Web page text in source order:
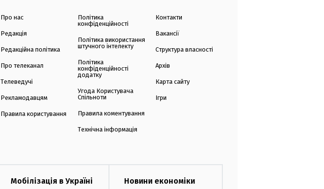
Про нас
Редакція
Редакційна політика
Про телеканал
Телеведучі
Рекламодавцям
Правила користування
Політика
конфіденційності
Політика використання
штучного інтелекту
Політика
конфіденційності
додатку
Угода Користувача
Спільноти
Правила коментування
Технічна інформація
Контакти
Вакансії
Структура власності
Архів
Карта сайту
Ігри
Мобілізація в Україні Новини економіки